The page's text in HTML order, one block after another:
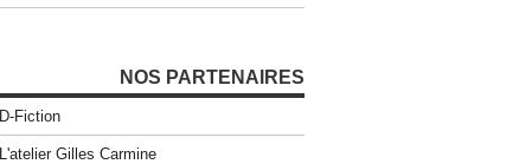
NOS PARTENAIRES
D-Fiction
L'atelier Gilles Carmine